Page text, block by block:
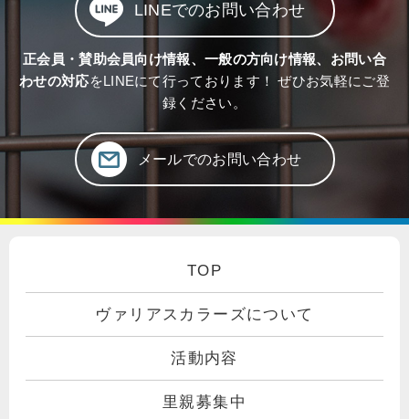
LINEでのお問い合わせ
正会員・賛助会員向け情報、一般の方向け情報、お問い合
わせの対応をLINEにて行っております！ ぜひお気軽にご登
録ください。
メールでのお問い合わせ
TOP
ヴァリアスカラーズについて
活動内容
里親募集中